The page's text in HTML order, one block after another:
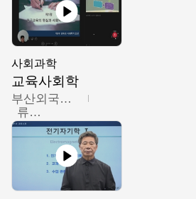
사회과학
교육사회학
부산외국어대학교
류영철